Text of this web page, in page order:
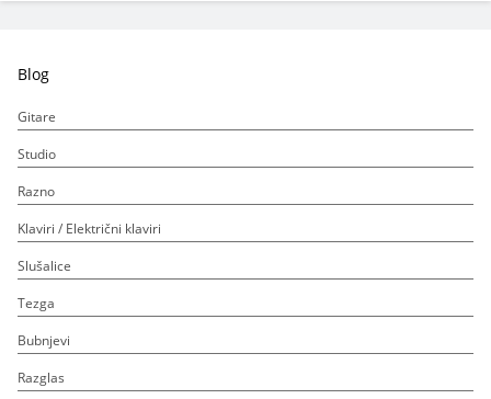
Blog
Gitare
Studio
Razno
Klaviri / Električni klaviri
Slušalice
Tezga
Bubnjevi
Razglas